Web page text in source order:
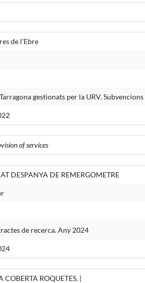
de l'Ebre
gestionats per la URV.
of services
DESPANYA DE REMERGOMETRE
de recerca. Any 2024
ROQUETES. |